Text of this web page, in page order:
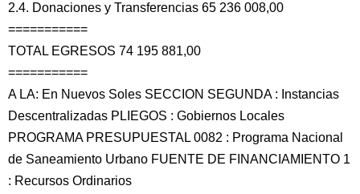
2.4. Donaciones y Transferencias 65 236 008,00
===========
TOTAL EGRESOS 74 195 881,00
===========
A LA: En Nuevos Soles SECCION SEGUNDA : Instancias
Descentralizadas PLIEGOS : Gobiernos Locales
PROGRAMA PRESUPUESTAL 0082 : Programa Nacional
de Saneamiento Urbano FUENTE DE FINANCIAMIENTO 1
: Recursos Ordinarios